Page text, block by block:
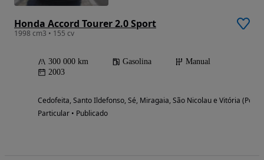
Honda Accord Tourer 2.0 Sport
1998 cm3 • 155 cv
300 000 km Gasolina
Manual
2003
Cedofeita, Santo Ildefonso, Sé, Miragaia, São Nicolau e Vitória (Porto)
Particular • Publicado